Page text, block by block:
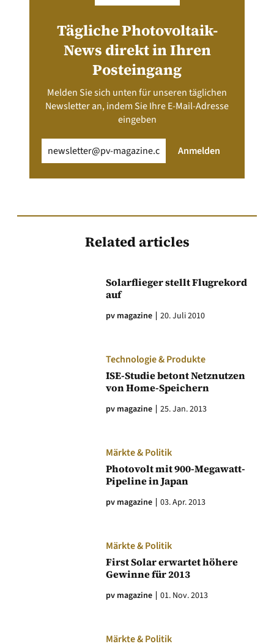
Tägliche Photovoltaik-
News direkt in Ihren
Posteingang
Melden Sie sich unten für unseren täglichen
Newsletter an, indem Sie Ihre E-Mail-Adresse
eingeben
(erforderlich) Anmelden
Related articles
Solarflieger stellt Flugrekord
auf
pv magazine 20. Juli 2010
Technologie & Produkte
ISE-Studie betont Netznutzen
von Home-Speichern
pv magazine 25. Jan. 2013
Märkte & Politik
Photovolt mit 900-Megawatt-
Pipeline in Japan
pv magazine 03. Apr. 2013
Märkte & Politik
First Solar erwartet höhere
Gewinne für 2013
pv magazine 01. Nov. 2013
Märkte & Politik